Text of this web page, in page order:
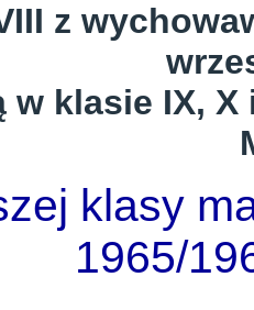
z
klasie IX, X
klasy
1965/